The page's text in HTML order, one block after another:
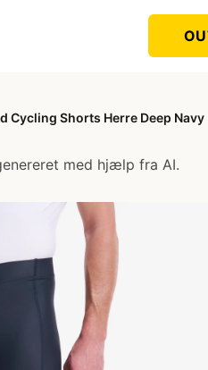
Cycling Shorts Herre Deep Navy
med hjælp fra AI.